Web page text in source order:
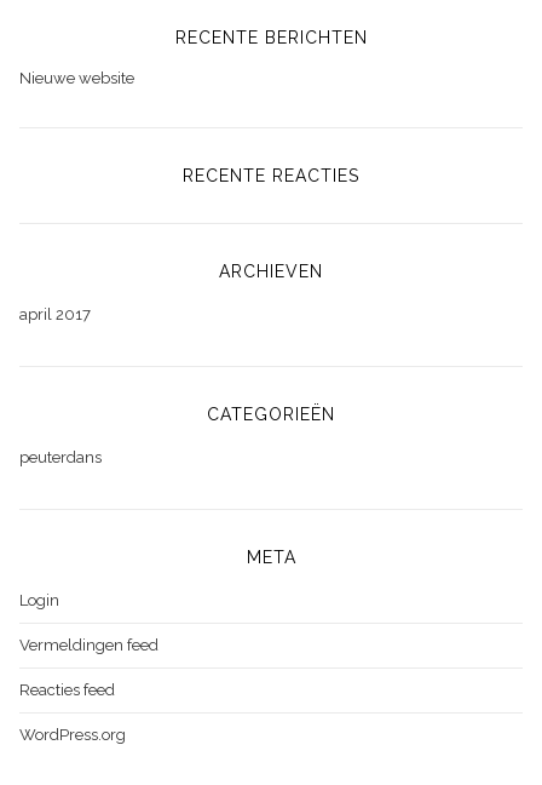
RECENTE BERICHTEN
Nieuwe website
RECENTE REACTIES
ARCHIEVEN
april 2017
CATEGORIEËN
peuterdans
META
Login
Vermeldingen feed
Reacties feed
WordPress.org